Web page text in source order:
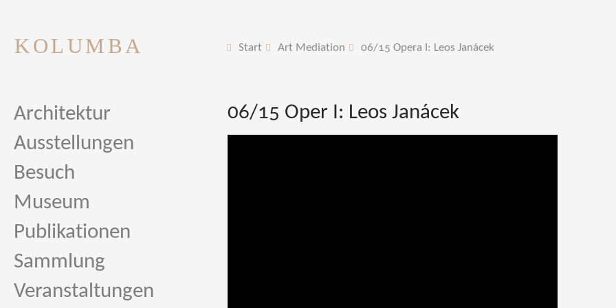
KOLUMBA Start Art Mediation 06/15 Opera I: Leos Janácek
Architektur
Ausstellungen
Besuch
Museum
Publikationen
Sammlung
Veranstaltungen
06/15 Oper I: Leos Janácek